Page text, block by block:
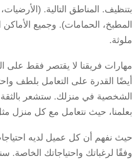
بتنظيف. المناطق التالية. (الأرضيات،
المطبخ، الحمامات). وجميع
ملوثة.
مهارات فريقنا لا يقتصر فقط على
أيضًا القدرة على التعامل بلطف
الشخصية في منزلك. ستشعر بالثقة
بعلمنا، حيث نتعامل مع كل منزل
حيث نفهم أن كل عميل لديه
وفقًا لرغباتك واحتياجاتك الخاصة.